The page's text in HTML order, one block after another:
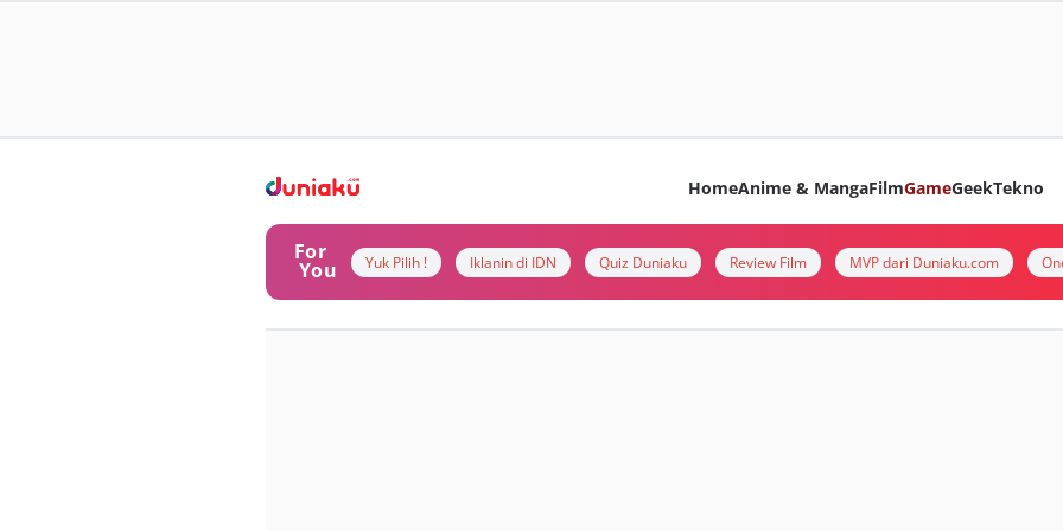
HomeAnime & MangaFilmGameGeekTekno
For
You Yuk Pilih ! Iklanin di IDN Quiz Duniaku Review Film MVP dari Duniaku.com